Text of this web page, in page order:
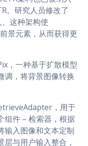
。研究人员修改了
这种架构使
景元素，从而获得更
，一种基于扩散模型
调，将背景图像转换
，用于
组件 – 检索器，根据
输入图像和文本定制
与用户输入整合，